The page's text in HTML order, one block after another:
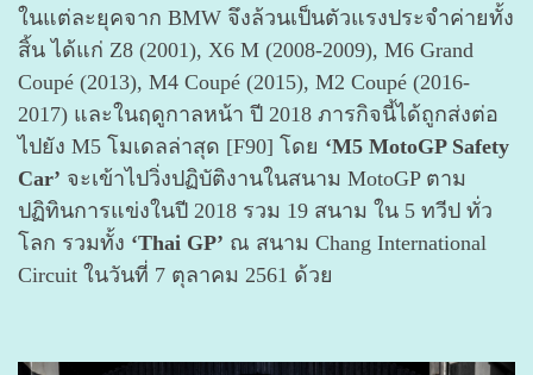
ในแต่ละยุคจาก BMW จึงล้วนเป็นตัวแรงประจำค่ายทั้ง
สิ้น ได้แก่ Z8 (2001), X6 M (2008-2009), M6 Grand
Coupé (2013), M4 Coupé (2015), M2 Coupé (2016-
2017) และในฤดูกาลหน้า ปี 2018 ภารกิจนี้ได้ถูกส่งต่อ
ไปยัง M5 โมเดลล่าสุด [F90] โดย ‘M5 MotoGP Safety
Car’ จะเข้าไปวิ่งปฏิบัติงานในสนาม MotoGP ตาม
ปฏิทินการแข่งในปี 2018 รวม 19 สนาม ใน 5 ทวีป ทั่ว
โลก รวมทั้ง ‘Thai GP’ ณ สนาม Chang International
Circuit ในวันที่ 7 ตุลาคม 2561 ด้วย